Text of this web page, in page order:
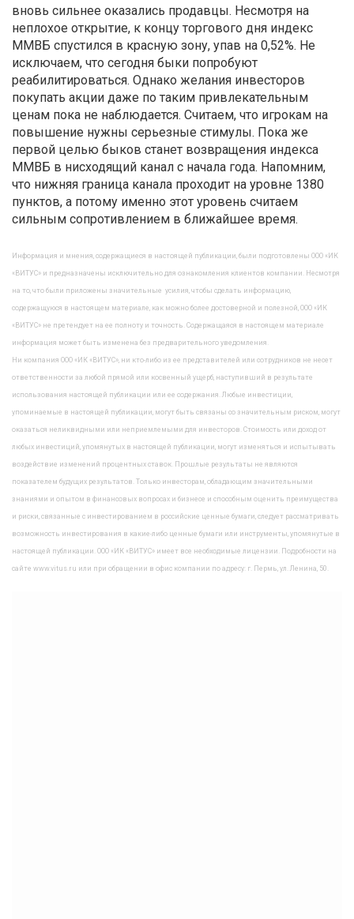
вновь сильнее оказались продавцы. Несмотря на
неплохое открытие, к концу торгового дня индекс
ММВБ спустился в красную зону, упав на 0,52%. Не
исключаем, что сегодня быки попробуют
реабилитироваться. Однако желания инвесторов
покупать акции даже по таким привлекательным
ценам пока не наблюдается. Считаем, что игрокам на
повышение нужны серьезные стимулы. Пока же
первой целью быков станет возвращения индекса
ММВБ в нисходящий канал с начала года. Напомним,
что нижняя граница канала проходит на уровне 1380
пунктов, а потому именно этот уровень считаем
сильным сопротивлением в ближайшее время.
Информация и мнения, содержащиеся в настоящей публикации, были подготовлены ООО «ИК
«ВИТУС» и предназначены исключительно для ознакомления клиентов компании. Несмотря
на то, что были приложены значительные усилия, чтобы сделать информацию,
содержащуюся в настоящем материале, как можно более достоверной и полезной, ООО «ИК
«ВИТУС» не претендует на ее полноту и точность. Содержащаяся в настоящем материале
информация может быть изменена без предварительного уведомления.
Ни компания ООО «ИК «ВИТУС», ни кто-либо из ее представителей или сотрудников не несет
ответственности за любой прямой или косвенный ущерб, наступивший в результате
использования настоящей публикации или ее содержания. Любые инвестиции,
упоминаемые в настоящей публикации, могут быть связаны со значительным риском, могут
оказаться неликвидными или неприемлемыми для инвесторов. Стоимость или доход от
любых инвестиций, упомянутых в настоящей публикации, могут изменяться и испытывать
воздействие изменений процентных ставок. Прошлые результаты не являются
показателем будущих результатов. Только инвесторам, обладающим значительными
знаниями и опытом в финансовых вопросах и бизнесе и способным оценить преимущества
и риски, связанные с инвестированием в российские ценные бумаги, следует рассматривать
возможность инвестирования в какие-либо ценные бумаги или инструменты, упомянутые в
настоящей публикации. ООО «ИК «ВИТУС» имеет все необходимые лицензии. Подробности на
сайте www.vitus.ru или при обращении в офис компании по адресу: г. Пермь, ул. Ленина, 50.